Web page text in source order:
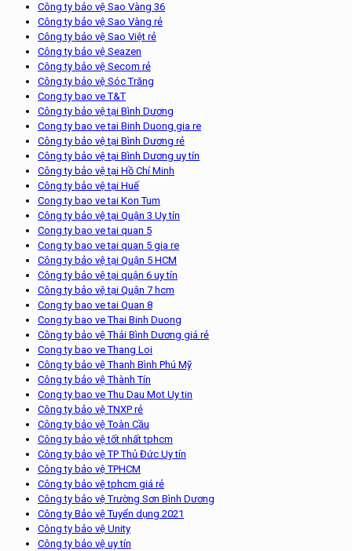
Công ty bảo vệ Sao Vàng 36
Công ty bảo vệ Sao Vàng rẻ
Công ty bảo vệ Sao Việt rẻ
Công ty bảo vệ Seazen
Công ty bảo vệ Secom rẻ
Công ty bảo vệ Sóc Trăng
Cong ty bao ve T&T
Công ty bảo vệ tại Bình Dương
Cong ty bao ve tai Binh Duong gia re
Công ty bảo vệ tại Bình Dương rẻ
Công ty bảo vệ tại Bình Dương uy tín
Công ty bảo vệ tại Hồ Chí Minh
Công ty bảo vệ tại Huế
Cong ty bao ve tai Kon Tum
Công ty bảo vệ tại Quận 3 Uy tín
Cong ty bao ve tai quan 5
Cong ty bao ve tai quan 5 gia re
Công ty bảo vệ tại Quận 5 HCM
Công ty bảo vệ tại quận 6 uy tín
Công ty bảo vệ tại Quận 7 hcm
Cong ty bao ve tai Quan 8
Cong ty bao ve Thai Binh Duong
Công ty bảo vệ Thái Bình Dương giá rẻ
Cong ty bao ve Thang Loi
Công ty bảo vệ Thanh Bình Phú Mỹ
Công ty bảo vệ Thành Tín
Cong ty bao ve Thu Dau Mot Uy tin
Công ty bảo vệ TNXP rẻ
Công ty bảo vệ Toàn Cầu
Công ty bảo vệ tốt nhất tphcm
Công ty bảo vệ TP Thủ Đức Uy tín
Công ty bảo vệ TPHCM
Công ty bảo vệ tphcm giá rẻ
Công ty bảo vệ Trường Sơn Bình Dương
Công ty Bảo vệ Tuyển dụng 2021
Công ty bảo vệ Unity
Công ty bảo vệ uy tín